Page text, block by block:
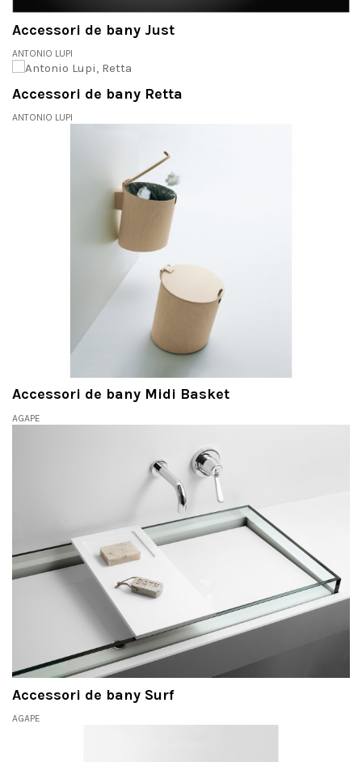
Accessori de bany Just
ANTONIO LUPI
Accessori de bany Retta
ANTONIO LUPI
Accessori de bany Midi Basket
AGAPE
Accessori de bany Surf
AGAPE